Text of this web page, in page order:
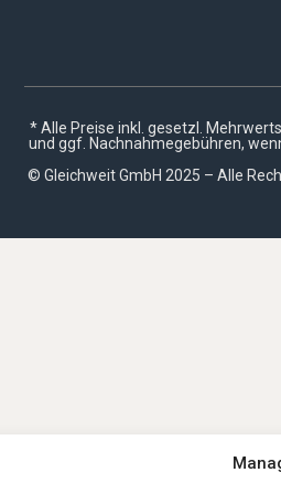
* Alle Preise inkl. gesetzl.
und ggf. Nachnahmegebühren,
© Gleichweit GmbH 2025 – Alle